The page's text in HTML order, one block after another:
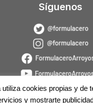
Síguenos
utiliza cookies propias y de
y mostrarte